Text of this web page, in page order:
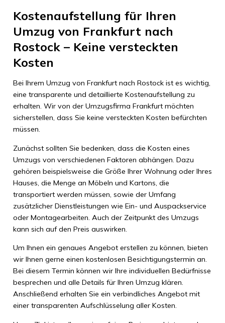
Kostenaufstellung für Ihren
Umzug von Frankfurt nach
Rostock – Keine versteckten
Kosten
Bei Ihrem Umzug von Frankfurt nach Rostock ist es wichtig,
eine transparente und detaillierte Kostenaufstellung zu
erhalten. Wir von der Umzugsfirma Frankfurt möchten
sicherstellen, dass Sie keine versteckten Kosten befürchten
müssen.
Zunächst sollten Sie bedenken, dass die Kosten eines
Umzugs von verschiedenen Faktoren abhängen. Dazu
gehören beispielsweise die Größe Ihrer Wohnung oder Ihres
Hauses, die Menge an Möbeln und Kartons, die
transportiert werden müssen, sowie der Umfang
zusätzlicher Dienstleistungen wie Ein- und Auspackservice
oder Montagearbeiten. Auch der Zeitpunkt des Umzugs
kann sich auf den Preis auswirken.
Um Ihnen ein genaues Angebot erstellen zu können, bieten
wir Ihnen gerne einen kostenlosen Besichtigungstermin an.
Bei diesem Termin können wir Ihre individuellen Bedürfnisse
besprechen und alle Details für Ihren Umzug klären.
Anschließend erhalten Sie ein verbindliches Angebot mit
einer transparenten Aufschlüsselung aller Kosten.